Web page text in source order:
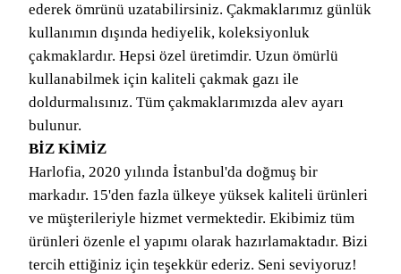
ederek ömrünü uzatabilirsiniz. Çakmaklarımız günlük
kullanımın dışında hediyelik, koleksiyonluk
çakmaklardır. Hepsi özel üretimdir. Uzun ömürlü
kullanabilmek için kaliteli çakmak gazı ile
doldurmalısınız. Tüm çakmaklarımızda alev ayarı
bulunur.
BİZ KİMİZ
Harlofia, 2020 yılında İstanbul'da doğmuş bir
markadır. 15'den fazla ülkeye yüksek kaliteli ürünleri
ve müşterileriyle hizmet vermektedir. Ekibimiz tüm
ürünleri özenle el yapımı olarak hazırlamaktadır. Bizi
tercih ettiğiniz için teşekkür ederiz. Seni seviyoruz!